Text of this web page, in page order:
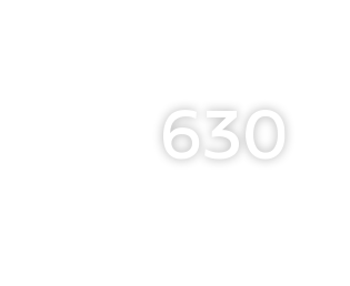
630